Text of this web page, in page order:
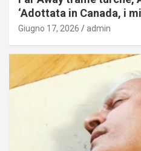
‘Adottata in Canada, i
Giugno 17, 2026 admin